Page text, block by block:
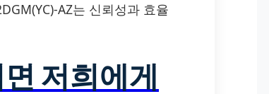
AZ는 신뢰성과 효율
저희에게